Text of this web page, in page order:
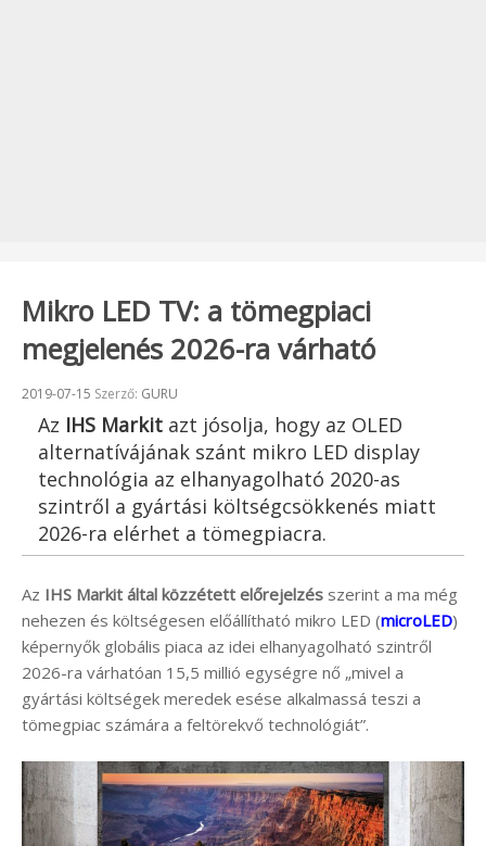
Mikro LED TV: a tömegpiaci
megjelenés 2026-ra várható
Beküldve:
2019-07-15 Szerző: GURU
Az IHS Markit azt jósolja, hogy az OLED
alternatívájának szánt mikro LED display
technológia az elhanyagolható 2020-as
szintről a gyártási költségcsökkenés miatt
2026-ra elérhet a tömegpiacra.
Az IHS Markit által közzétett előrejelzés szerint a ma még
nehezen és költségesen előállítható mikro LED (microLED)
képernyők globális piaca az idei elhanyagolható szintről
2026-ra várhatóan 15,5 millió egységre nő „mivel a
gyártási költségek meredek esése alkalmassá teszi a
tömegpiac számára a feltörekvő technológiát”.